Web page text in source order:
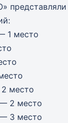
представляли
1 место
место
2 место
3 место